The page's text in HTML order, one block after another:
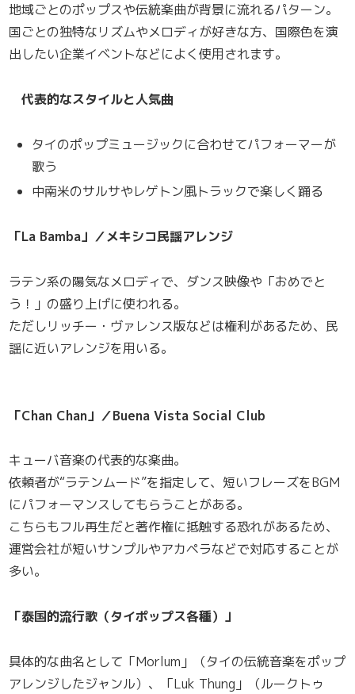
地域ごとのポップスや伝統楽曲が背景に流れるパターン。
国ごとの独特なリズムやメロディが好きな方、国際色を演
出したい企業イベントなどによく使用されます。
代表的なスタイルと人気曲
タイのポップミュージックに合わせてパフォーマーが
歌う
中南米のサルサやレゲトン風トラックで楽しく踊る
「La Bamba」／メキシコ民謡アレンジ
ラテン系の陽気なメロディで、ダンス映像や「おめでと
う！」の盛り上げに使われる。
ただしリッチー・ヴァレンス版などは権利があるため、民
謡に近いアレンジを用いる。
「Chan Chan」／Buena Vista Social Club
キューバ音楽の代表的な楽曲。
依頼者が“ラテンムード”を指定して、短いフレーズをBGM
にパフォーマンスしてもらうことがある。
こちらもフル再生だと著作権に抵触する恐れがあるため、
運営会社が短いサンプルやアカペラなどで対応することが
多い。
「泰国的流行歌（タイポップス各種）」
具体的な曲名として「Morlum」（タイの伝統音楽をポップ
アレンジしたジャンル）、「Luk Thung」（ルークトゥ